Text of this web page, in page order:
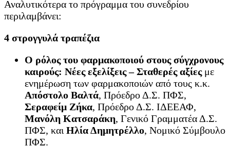
Αναλυτικότερα το πρόγραμμα του συνεδρίου
περιλαμβάνει:
4 στρογγυλά τραπέζια
Ο ρόλος του φαρμακοποιού στους σύγχρονους
καιρούς: Νέες εξελίξεις – Σταθερές αξίες με
ενημέρωση των φαρμακοποιών από τους κ.κ.
Απόστολο Βαλτά, Πρόεδρο Δ.Σ. ΠΦΣ,
Σεραφείμ Ζήκα, Πρόεδρο Δ.Σ. ΙΔΕΕΑΦ,
Μανόλη Κατσαράκη, Γενικό Γραμματέα Δ.Σ.
ΠΦΣ, και Ηλία Δημητρέλλο, Νομικό Σύμβουλο
ΠΦΣ.